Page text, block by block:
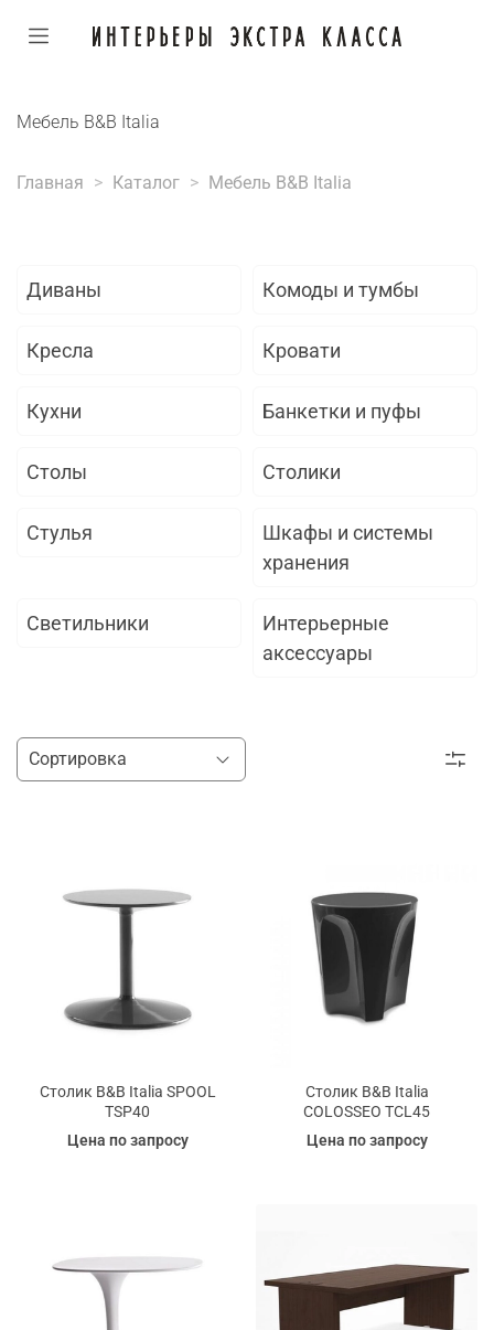
Мебель B&B Italia
Главная Каталог Мебель B&B Italia
Диваны Комоды и тумбы
Кресла Кровати
Кухни Банкетки и пуфы
Столы Столики
Стулья
Шкафы и системы
хранения
Светильники
Интерьерные
аксессуары
Столик B&B Italia SPOOL
TSP40
Цена по запросу
Столик B&B Italia
COLOSSEO TCL45
Цена по запросу